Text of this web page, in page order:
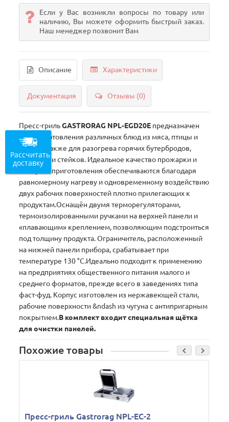
Если у Вас возникли вопросы по товару или
наличию, Вы можете оформить быстрый заказ.
Наш менеджер позвонит Вам
Описание Характеристики
Документация Отзывы (0)
Пресс-грильGASTRORAG NPL-EGD20E предназначен
для приготовления различных блюд из мяса, птицы и
рыбы, а также для разогрева горячих бутербродов,
бургеров и стейков. Идеальное качество прожарки и
быстрота приготовления обеспечиваются благодаря
равномерному нагреву и одновременному воздействию
двух рабочих поверхностей плотно прилегающих к
продуктам.Оснащён двумя терморегуляторами,
термоизолированными ручками на верхней панели и
«плавающим» креплением, позволяющим подстроиться
под толщину продукта. Ограничитель, расположенный
на нижней панели прибора, срабатывает при
температуре 130 °C.Идеально подходит к применению
на предприятиях общественного питания малого и
среднего форматов, прежде всего в заведениях типа
фаст-фуд. Корпус изготовлен из нержавеющей стали,
рабочие поверхности &ndash из чугуна с антипригарным
покрытием.В комплект входит специальная щётка
для очистки панелей.
Похожие товары
Пресс-гриль Gastrorag NPL-EC-2
Рассчитать
доставку